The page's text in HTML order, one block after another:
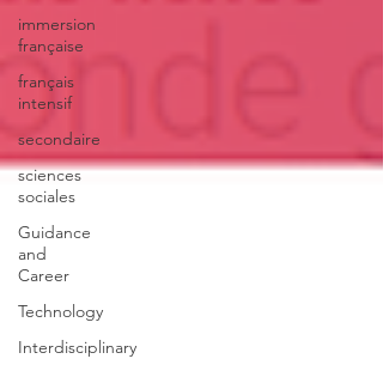
immersion
française
français
intensif
secondaire
sciences
sociales
Guidance
and
Career
Technology
Interdisciplinary